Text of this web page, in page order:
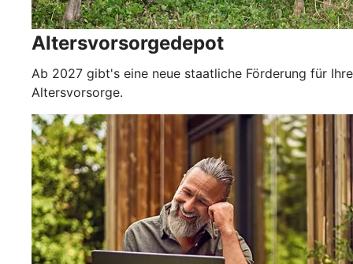
Altersvorsorgedepot
Ab 2027 gibt's eine neue staatliche Förderung für Ihre
Altersvorsorge.